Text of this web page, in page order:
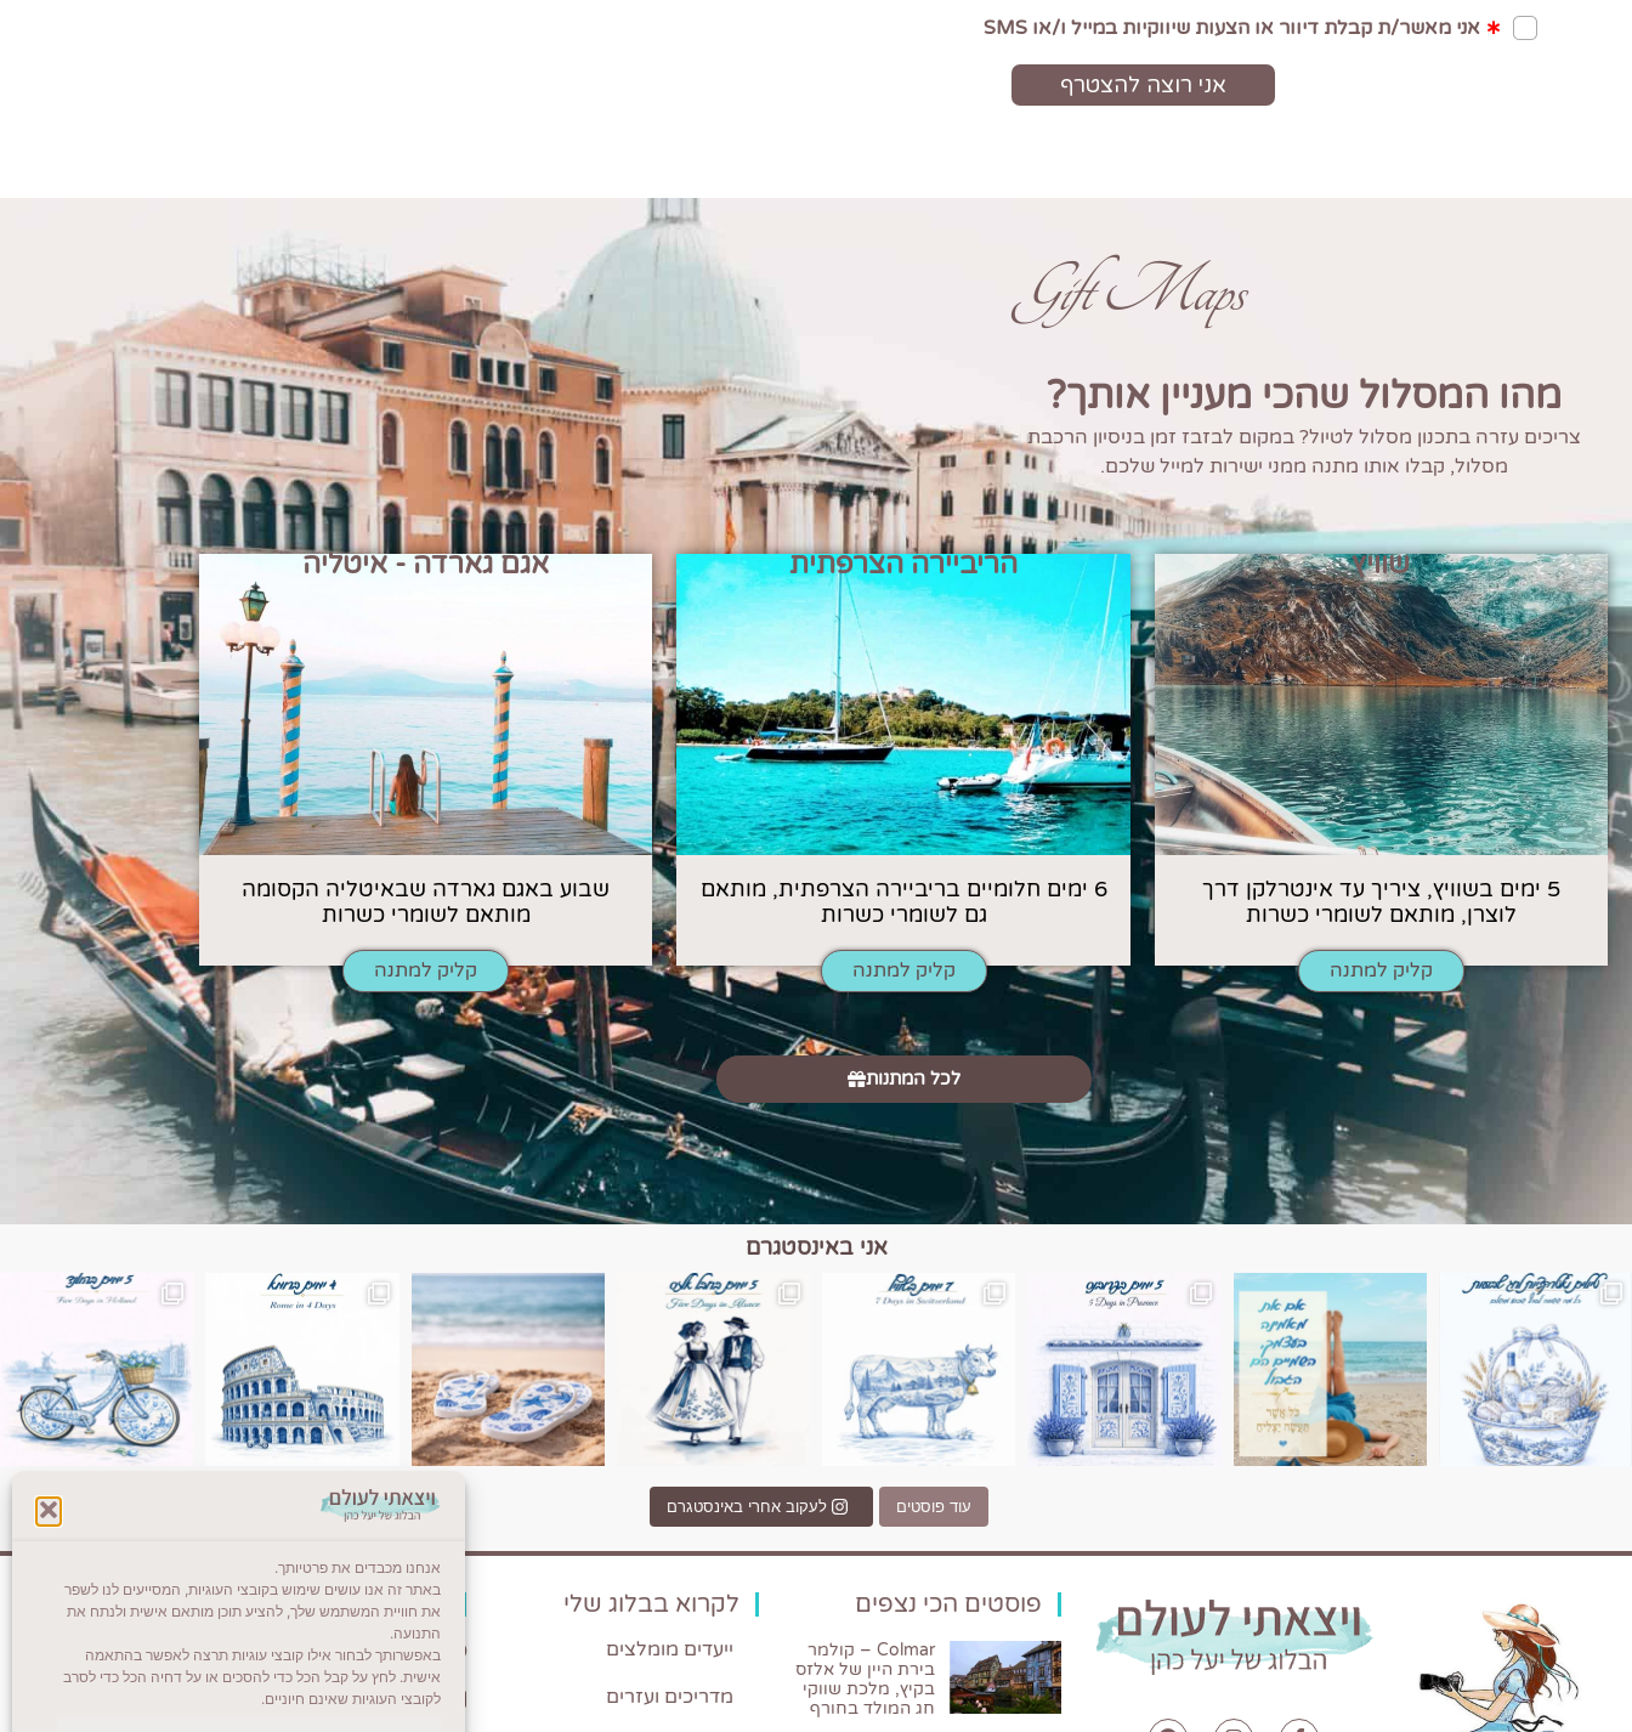
אנחנו מכבדים את פרטיותך.
באתר זה אנו עושים שימוש בקובצי העוגיות, המסייעים לנו לשפר
את חוויית המשתמש שלך, להציע תוכן מותאם אישית ולנתח את
התנועה.
באפשרותך לבחור אילו קובצי עוגיות תרצה לאפשר בהתאמה
אישית. לחץ על קבל הכל כדי להסכים או על דחיה הכל כדי לסרב
לקובצי העוגיות שאינם חיוניים.
Gift Maps
מהו המסלול שהכי מעניין אותך?
צריכים עזרה בתכנון מסלול לטיול? במקום לבזבז זמן בניסיון הרכבת
מסלול, קבלו אותו מתנה ממני ישירות למייל שלכם.
שוויץ
5 ימים בשוויץ, ציריך עד אינטרלקן דרך
לוצרן, מותאם לשומרי כשרות
קליק למתנה
הריביירה הצרפתית
6 ימים חלומיים בריביירה הצרפתית, מותאם
גם לשומרי כשרות
קליק למתנה
אגם גארדה - איטליה
שבוע באגם גארדה שבאיטליה הקסומה
מותאם לשומרי כשרות
קליק למתנה
לכל המתנות
אני באינסטגרם
השמים הם הגבול 💙🩵 טיול בין כפרים, יין ונופים בחבל אלזס צרפת
יש רגע כזה בחופשה שבו הכל נהיה פשוט יותר. החול, הי
יש ערים בעולם שמרגישות כמו מסע בזמן. רומא היא אחתInstagram post 18087423191462101
עוד פוסטים לעקוב אחרי באינסטגרם
פוסטים הכי נצפים
Colmar – קולמר
בירת היין של אלזס
בקיץ, מלכת שווקי
חג המולד בחורף
לקרוא בבלוג שלי
ייעדים מומלצים
מדריכים ועזרים
צרו קשר (לא בשבת)
לשליחת הודעת וואטסאפ
veyatsati.laolam@gmail.com